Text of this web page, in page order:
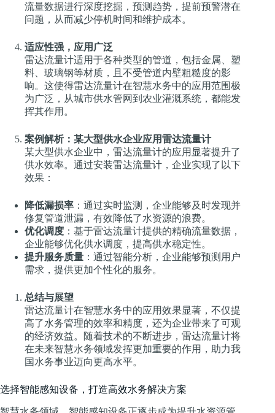
流量数据进行深度挖掘，预测趋势，提前预警潜在
问题，从而减少停机时间和维护成本。
适应性强，应用广泛
雷达流量计适用于各种类型的管道，包括金属、塑
料、玻璃钢等材质，且不受管道内壁粗糙度的影
响。这使得雷达流量计在智慧水务中的应用范围极
为广泛，从城市供水管网到农业灌溉系统，都能发
挥其作用。
案例解析：某大型供水企业应用雷达流量计
某大型供水企业中，雷达流量计的应用显著提升了
供水效率。通过安装雷达流量计，企业实现了以下
效果：
降低漏损率 ：通过实时监测，企业能够及时发现并
修复管道泄漏，有效降低了水资源的浪费。
优化调度 ：基于雷达流量计提供的精确流量数据，
企业能够优化供水调度，提高供水稳定性。
提升服务质量 ：通过智能分析，企业能够预测用户
需求，提供更加个性化的服务。
总结与展望
雷达流量计在智慧水务中的应用效果显著，不仅提
高了水务管理的效率和精度，还为企业带来了可观
的经济效益。随着技术的不断进步，雷达流量计将
在未来智慧水务领域发挥更加重要的作用，助力我
国水务事业迈向更高水平。
选择智能感知设备，打造高效水务解决方案